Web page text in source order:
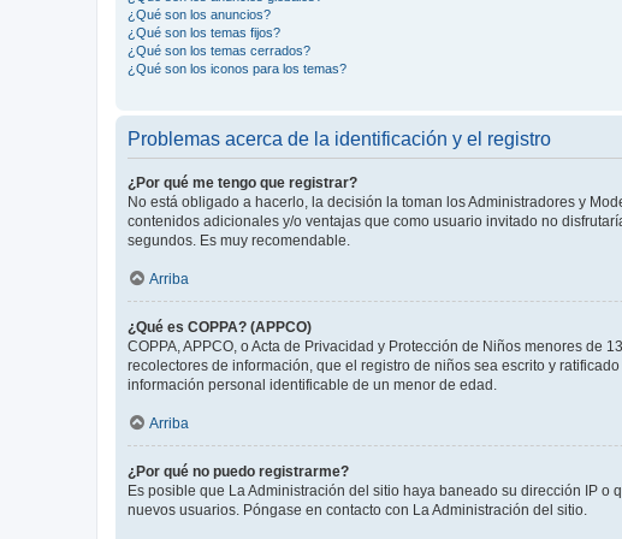
¿Qué son los anuncios?
¿Qué son los temas fijos?
¿Qué son los temas cerrados?
¿Qué son los iconos para los temas?
Problemas acerca de la identificación y el registro
¿Por qué me tengo que registrar?
No está obligado a hacerlo, la decisión la toman los Administradores y
contenidos adicionales y/o ventajas que como usuario invitado no
segundos. Es muy recomendable.
Arriba
¿Qué es COPPA? (APPCO)
COPPA, APPCO, o Acta de Privacidad y Protección de Niños menores de
recolectores de información, que el registro de niños sea escrito y
información personal identificable de un menor de edad.
Arriba
¿Por qué no puedo registrarme?
Es posible que La Administración del sitio haya baneado su dirección IP
nuevos usuarios. Póngase en contacto con La Administración del sitio.